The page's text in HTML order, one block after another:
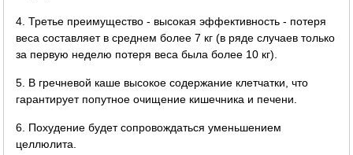
4. Третье преимущество - высокая эффективность - потеря
веса составляет в среднем более 7 кг (в ряде случаев только
за первую неделю потеря веса была более 10 кг).
5. В гречневой каше высокое содержание клетчатки, что
гарантирует попутное очищение кишечника и печени.
6. Похудение будет сопровождаться уменьшением
целлюлита.